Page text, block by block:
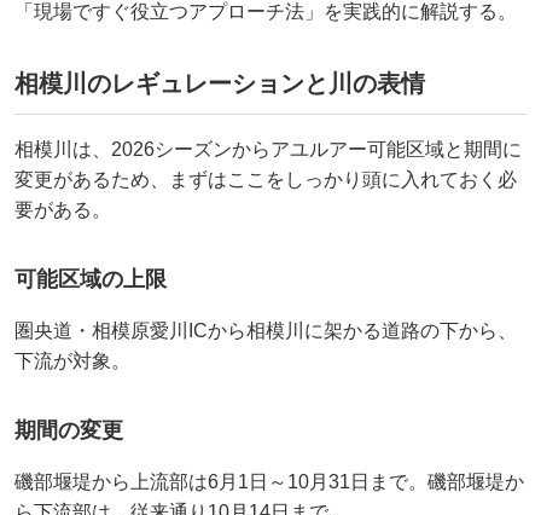
「現場ですぐ役立つアプローチ法」を実践的に解説する。
相模川のレギュレーションと川の表情
相模川は、2026シーズンからアユルアー可能区域と期間に
変更があるため、まずはここをしっかり頭に入れておく必
要がある。
可能区域の上限
圏央道・相模原愛川ICから相模川に架かる道路の下から、
下流が対象。
期間の変更
磯部堰堤から上流部は6月1日～10月31日まで。磯部堰堤か